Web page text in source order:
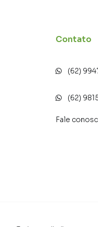
Contato
(62)
(62)
Fale